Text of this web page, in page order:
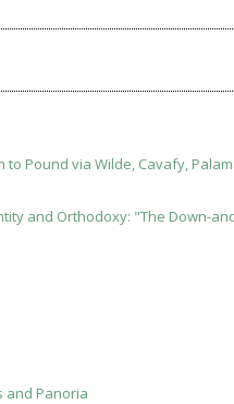
Pound via Wilde, Cavafy,
and Orthodoxy: "The Down-
and Panoria